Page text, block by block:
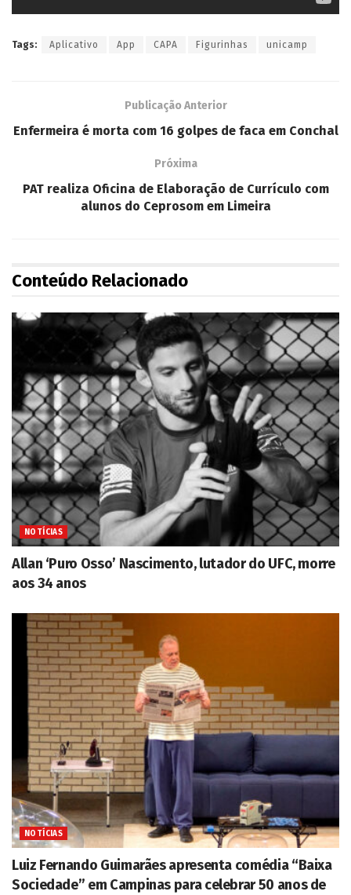
Tags: Aplicativo App CAPA Figurinhas unicamp
Publicação Anterior
Enfermeira é morta com 16 golpes de faca em Conchal
Próxima
PAT realiza Oficina de Elaboração de Currículo com
alunos do Ceprosom em Limeira
Conteúdo Relacionado
NOTÍCIAS
Allan ‘Puro Osso’ Nascimento, lutador do UFC, morre
aos 34 anos
NOTÍCIAS
Luiz Fernando Guimarães apresenta comédia “Baixa
Sociedade” em Campinas para celebrar 50 anos de